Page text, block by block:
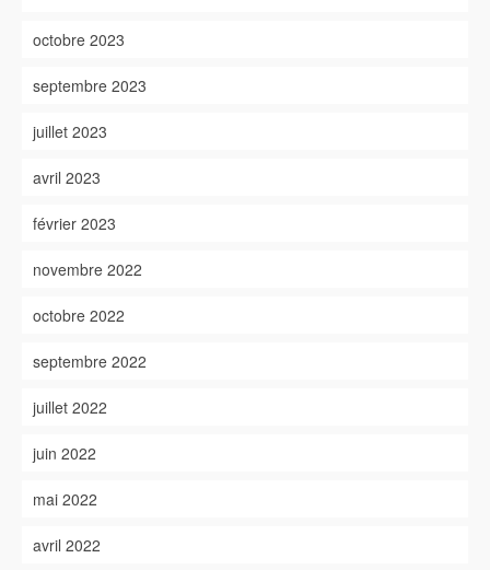
octobre 2023
septembre 2023
juillet 2023
avril 2023
février 2023
novembre 2022
octobre 2022
septembre 2022
juillet 2022
juin 2022
mai 2022
avril 2022